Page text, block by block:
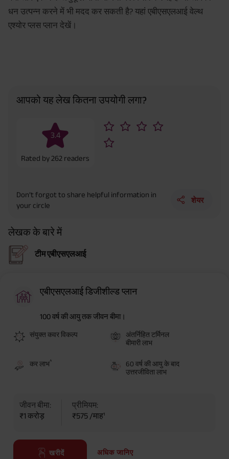
धन उत्पन्न करने में भी मदद कर सकती है? यहां एबीएसएलआई वेल्थ
एश्योर प्लस प्लान देखें।
आपको यह लेख कितना उपयोगी लगा?
3.4
Rated by 262 readers
Don’t forgot to share helpful information in
your circle
शेयर
लेखक के बारे में
टीम एबीएसएलआई
एबीएसएलआई डिजीशील्ड प्लान
100 वर्ष की आयु तक जीवन बीमा।
संयुक्त कवर विकल्प
अंतर्निहित टर्मिनल
बीमारी लाभ
कर लाभ^
60 वर्ष की आयु के बाद
उत्तरजीविता लाभ
जीवन बीमा:
₹1 करोड़
प्रीमियम:
₹575 /माह¹
खरीदें अधिक जानिए